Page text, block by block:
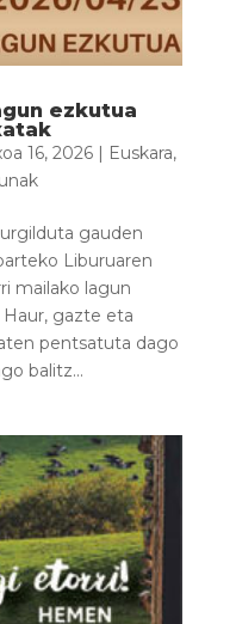
ezkutua
16, 2026| Euskara,
gauden
Liburuaren
mailako lagun
gazte eta
pentsatuta dago
balitz...